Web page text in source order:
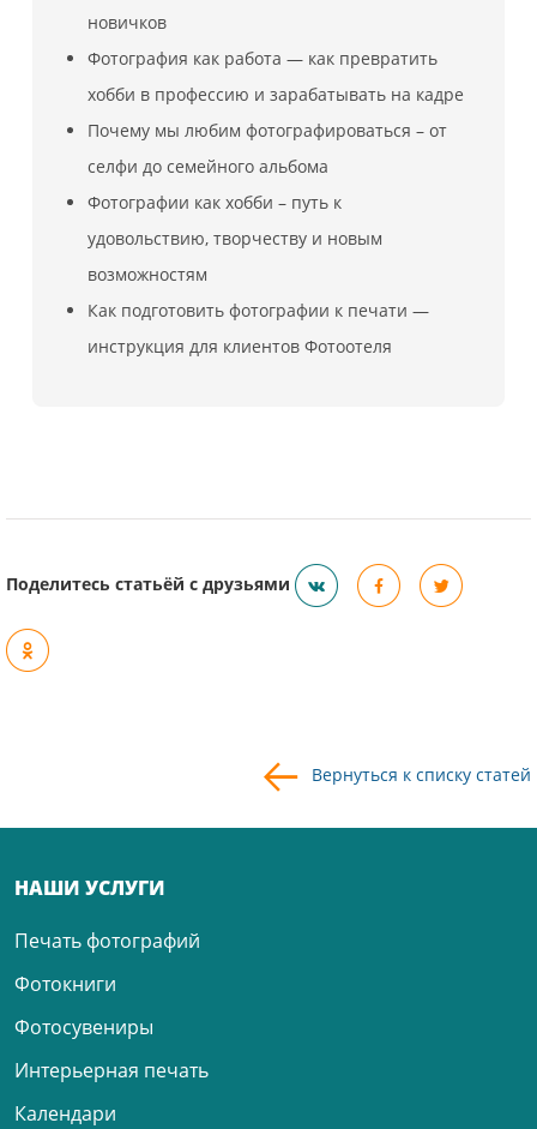
новичков
Фотография как работа — как превратить
хобби в профессию и зарабатывать на кадре
Почему мы любим фотографироваться – от
селфи до семейного альбома
Фотографии как хобби – путь к
удовольствию, творчеству и новым
возможностям
Как подготовить фотографии к печати —
инструкция для клиентов Фотоотеля
Поделитесь статьёй с друзьями
Вернуться к списку статей
НАШИ УСЛУГИ
Печать фотографий
Фотокниги
Фотосувениры
Интерьерная печать
Календари